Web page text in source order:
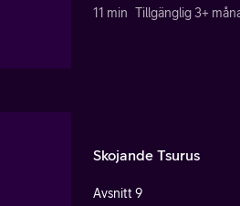
11 min Tillgänglig 3+
Skojande Tsurus
Avsnitt 9